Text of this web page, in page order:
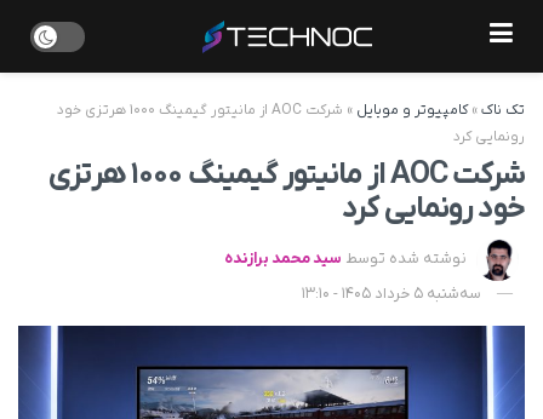
تک ناک»کامپیوتر و موبایل »
شرکت AOC از مانیتور گیمینگ ۱۰۰۰ هرتزی خود
رونمایی کرد
شرکت AOC از مانیتور گیمینگ ۱۰۰۰ هرتزی
خود رونمایی کرد
نوشته شده توسط سید محمد برازنده
سه‌شنبه 5 خرداد 1405 - 13:10